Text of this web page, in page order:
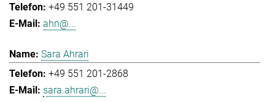
+49 551 201-31449
ahn@...
Sara Ahrari
+49 551 201-2868
sara.ahrari@...